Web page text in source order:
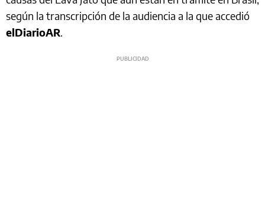
según la transcripción de la audiencia a la que accedió
elDiarioAR.